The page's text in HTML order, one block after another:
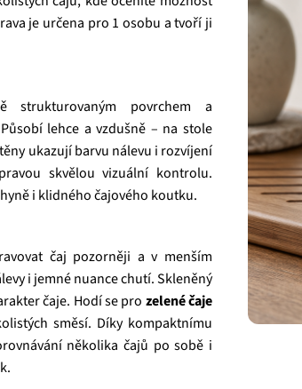
je určena pro 1 osobu a tvoří ji
strukturovaným povrchem a
lehce a vzdušně – na stole
ukazují barvu nálevu i rozvíjení
skvělou vizuální kontrolu.
i klidného čajového koutku.
čaj pozorněji a v menším
i jemné nuance chutí. Skleněný
čaje. Hodí se pro zelené čaje
směsí. Díky kompaktnímu
několika čajů po sobě i